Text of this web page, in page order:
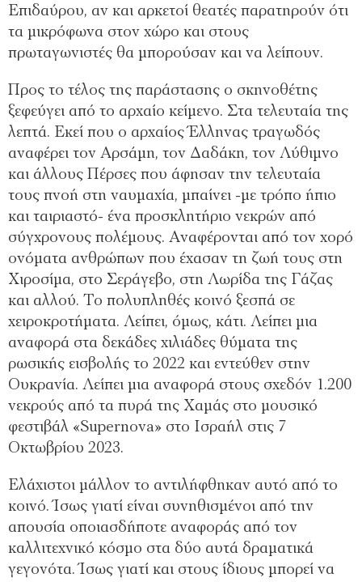
Επιδαύρου, αν και αρκετοί θεατές παρατηρούν ότι
τα μικρόφωνα στον χώρο και στους
πρωταγωνιστές θα μπορούσαν και να λείπουν.
Προς το τέλος της παράστασης ο σκηνοθέτης
ξεφεύγει από το αρχαίο κείμενο. Στα τελευταία της
λεπτά. Εκεί που ο αρχαίος Έλληνας τραγωδός
αναφέρει τον Αρσάμη, τον Δαδάκη, τον Λύθιμνο
και άλλους Πέρσες που άφησαν την τελευταία
τους πνοή στη ναυμαχία, μπαίνει -με τρόπο ήπιο
και ταιριαστό- ένα προσκλητήριο νεκρών από
σύγχρονους πολέμους. Αναφέρονται από τον χορό
ονόματα ανθρώπων που έχασαν τη ζωή τους στη
Χιροσίμα, στο Σεράγεβο, στη Λωρίδα της Γάζας
και αλλού. Το πολυπληθές κοινό ξεσπά σε
χειροκροτήματα. Λείπει, όμως, κάτι. Λείπει μια
αναφορά στα δεκάδες χιλιάδες θύματα της
ρωσικής εισβολής το 2022 και εντεύθεν στην
Ουκρανία. Λείπει μια αναφορά στους σχεδόν 1.200
νεκρούς από τα πυρά της Χαμάς στο μουσικό
φεστιβάλ «Supernova» στο Ισραήλ στις 7
Οκτωβρίου 2023.
Ελάχιστοι μάλλον το αντιλήφθηκαν αυτό από το
κοινό. Ίσως γιατί είναι συνηθισμένοι από την
απουσία οποιασδήποτε αναφοράς από τον
καλλιτεχνικό κόσμο στα δύο αυτά δραματικά
γεγονότα. Ίσως γιατί και στους ίδιους μπορεί να